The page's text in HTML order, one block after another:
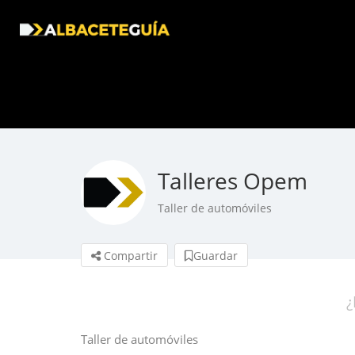
Talleres Opem
Taller de automóviles
Compartir Guardar
Taller de automóviles